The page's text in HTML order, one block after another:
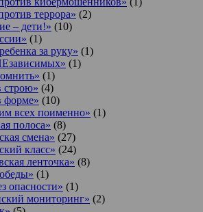
террора» (2)
– дети!» (10)
(1)
за руку» (1)
(1)
(1)
строю» (4)
форме» (10)
всех поименно» (1)
полоса» (8)
смена» (27)
класс» (24)
ленточка» (8)
(1)
опасности» (1)
мониторинг» (2)